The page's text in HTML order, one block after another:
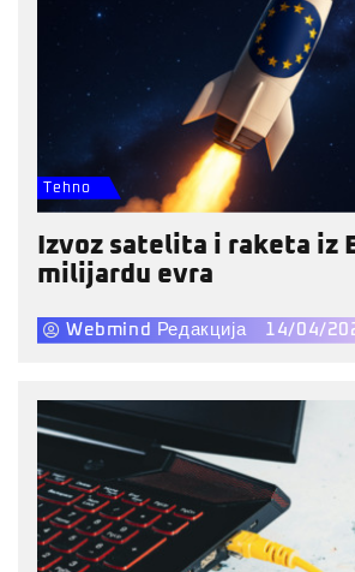
Tehno
Izvoz satelita i raketa iz
milijardu evra
Webmind Редакција 14/04/